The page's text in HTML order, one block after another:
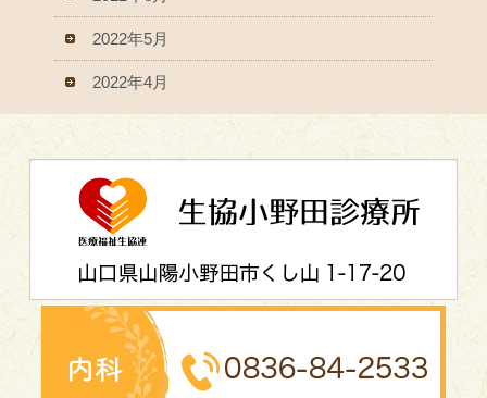
2022年5月
2022年4月